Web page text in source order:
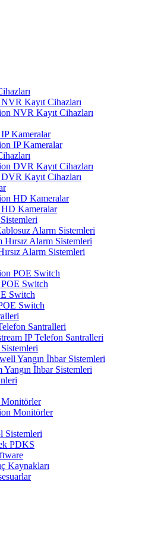
Kayıt Cihazları
NVR Kayıt Cihazları
Kameralar
IP Kameralar
DVR Kayıt Cihazları
Kayıt Cihazları
HD Kameralar
Kameralar
Alarm Sistemleri
Hırsız Alarm Sistemleri
Alarm Sistemleri
POE Switch
Switch
Switch
Switch
Santralleri
IP Telefon Santralleri
Yangın İhbar Sistemleri
Yangın İhbar Sistemleri
Monitörler
Sistemleri
PDKS
Kaynakları